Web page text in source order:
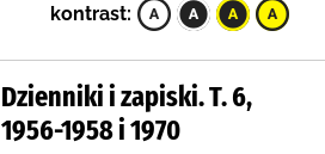
kontrast:
Dzienniki i zapiski. T. 6,
1956-1958 i 1970